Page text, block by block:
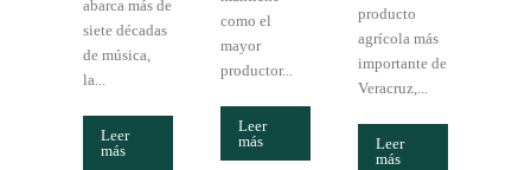
abarca más de
siete décadas
de música,
la...
Leer
más
como el
mayor
productor...
Leer
más
producto
agrícola más
importante de
Veracruz,...
Leer
más